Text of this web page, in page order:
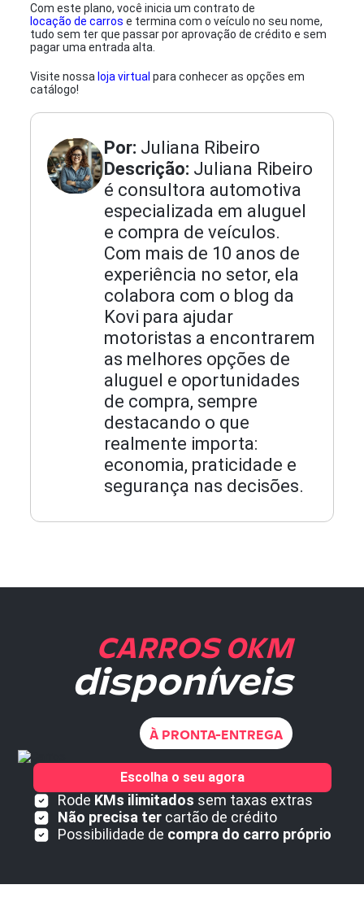
Com este plano, você inicia um contrato de
locação de carros e termina com o veículo no seu nome,
tudo sem ter que passar por aprovação de crédito e sem
pagar uma entrada alta.
Visite nossa loja virtual para conhecer as opções em
catálogo!
Por: Juliana Ribeiro
Descrição: Juliana Ribeiro
é consultora automotiva
especializada em aluguel
e compra de veículos.
Com mais de 10 anos de
experiência no setor, ela
colabora com o blog da
Kovi para ajudar
motoristas a encontrarem
as melhores opções de
aluguel e oportunidades
de compra, sempre
destacando o que
realmente importa:
economia, praticidade e
segurança nas decisões.
CARROS 0KM
disponíveis
À PRONTA-ENTREGA
Rode KMs ilimitados sem taxas extras
Não precisa tercartão de crédito
Possibilidade de compra do carro próprio
Escolha o seu agora